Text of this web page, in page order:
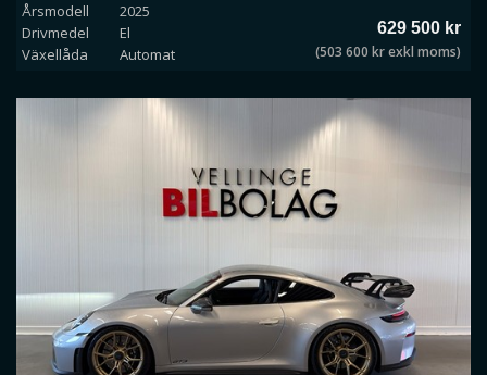
VÄRMARE *MOMS*
Årsmodell
2025
Drivmedel
El
Växellåda
Automat
629 500 kr
(503 600 kr exkl moms)